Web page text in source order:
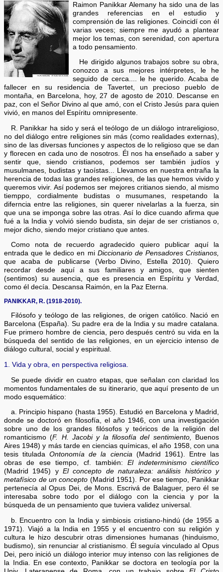
Raimon Panikkar Alemany ha sido una de las
grandes referencias en el estudio y
comprensión de las religiones. Coincidí con él
varias veces; siempre me ayudó a plantear
mejor los temas, con serenidad, con apertura
a todo pensamiento.
He dirigido algunos trabajos sobre su obra,
conozco a sus mejores intérpretes, le he
seguido de cerca.... le he querido. Acaba de
fallecer en su residencia de Tavertet, un precioso pueblo de
montaña, en Barcelona, hoy, 27 de agosto de 2010. Descanse en
paz, con el Señor Divino al que amó, con el Cristo Jesús para quien
vivió, en manos del Espíritu omnipresente.
R. Panikkar ha sido y será el teólogo de un diálogo intrareligioso,
no del diálogo entre religiones sin más (como realidades externas),
sino de las diversas funciones y aspectos de lo religioso que se dan
y florecen en cada uno de nosotros. Él nos ha enseñado a saber y
sentir que, siendo cristianos, podemos ser también judíos y
musulmanes, budistas y taoístas... Llevamos en nuestra entraña la
herencia de todas las grandes religiones, de las que hemos vivido y
queremos vivir. Así podemos ser mejores critianos siendo, al mismo
tiemppo, cordialmente budistas o musumanes, respetando la
diferncia entre las religiones, sin querer nivelarlas a la fuerza, sin
que una se imponga sobre las otras. Así lo dice cuando afirma que
fué a la India y volvió siendo budista, sin dejar de ser cristianos o,
mejor dicho, siendo mejor cristiano que antes.
Como nota de recuerdo agradecido quiero publicar aquí la
entrada que le dedico en mi Diccionario de Pensadores Cristianos,
que acaba de publicarse (Verbo Divino, Estella 2010). Quiero
recordar desde aquí a sus familiares y amigos, que sienten
(sentimos) su ausencia, que es presencia en Espíritu y Verdad,
como él decía. Descansa Raimón, en la Paz Eterna.
PANIKKAR, R. (1918-2010).
Filósofo y teólogo de las religiones, de origen católico. Nació en
Barcelona (España). Su padre era de la India y su madre catalana.
Fue primero hombre de ciencia, pero después centró su vida en la
búsqueda del sentido de las religiones, en un ejercicio intenso de
diálogo cultural, social y espiritual.
1. Vida y obra, en perspectiva religiosa.
Se puede dividir en cuatro etapas, que señalan con claridad los
momentos fundamentales de su itinerario, que aquí presento de un
modo esquemático:
a. Principio hispano (hasta 1955). Estudió en Barcelona y Madrid,
donde se doctoró en filosofía, el año 1946, con una investigación
sobre uno de los grandes filósofos y teóricos de la religión del
romanticismo (F. H. Jacobi y la filosofía del sentimiento, Buenos
Aires 1948) y más tarde en ciencias químicas, el año 1958, con una
tesis tituladaOntonomía de la ciencia(Madrid 1961). Entre las
obras de ese tiempo, cf. también:El indeterminismo científico
(Madrid 1945) yEl concepto de naturaleza: análisis histórico y
metafísico de un concepto (Madrid 1951). Por ese tiempo, Panikkar
pertenecía al Opus Dei, de Mons. Escrivá de Balaguer, pero él se
interesaba sobre todo por el diálogo con la ciencia y por la
búsqueda de un pensamiento que tuviera validez universal.
b. Encuentro con la India y simbiosis cristiano-hindú (de 1955 a
1971). Viajó a la India en 1955 y el encuentro con su religión y
cultura le hizo descubrir otras dimensiones humanas (hinduismo,
budismo), sin renunciar al cristianismo. Él seguía vinculado al Opus
Dei, pero inició un diálogo interior muy intenso con las religiones de
la India. En ese contexto, Panikkar se doctora en teología por la